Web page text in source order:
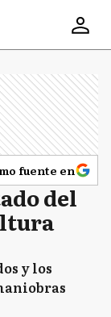
fuente en
del
y los